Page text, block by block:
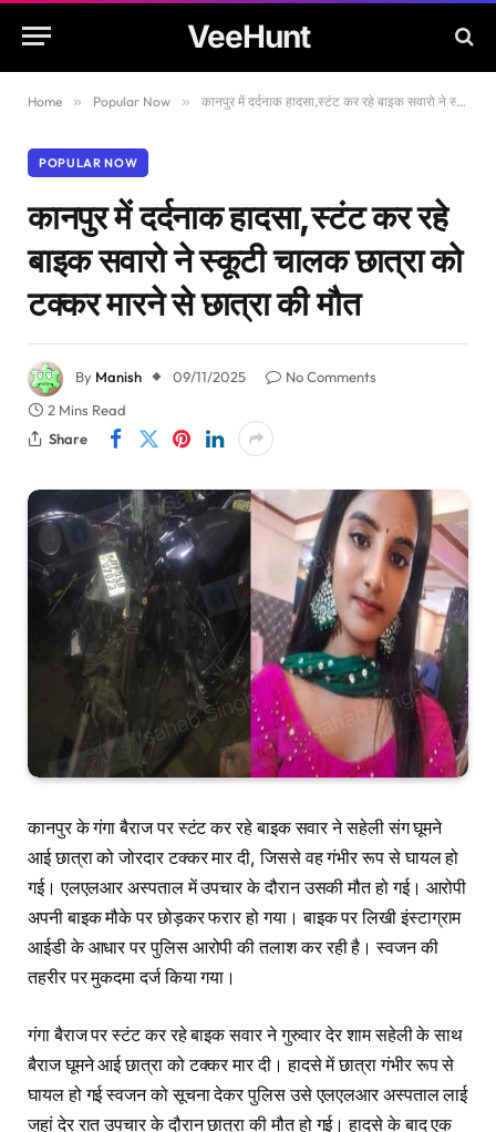
VeeHunt
Home » Popular Now » कानपुर में दर्दनाक हादसा,स्टंट कर रहे बाइक सवारो ने स्कूटी चालक छात्रा को टक्कर मारने से छात्रा की मौत
POPULAR NOW
कानपुर में दर्दनाक हादसा,स्टंट कर रहे
बाइक सवारो ने स्कूटी चालक छात्रा को
टक्कर मारने से छात्रा की मौत
By Manish 09/11/2025
No Comments
2 Mins Read
Share
कानपुर के गंगा बैराज पर स्टंट कर रहे बाइक सवार ने सहेली संग घूमने
आई छात्रा को जोरदार टक्कर मार दी, जिससे वह गंभीर रूप से घायल हो
गई। एलएलआर अस्पताल में उपचार के दौरान उसकी मौत हो गई। आरोपी
अपनी बाइक मौके पर छोड़कर फरार हो गया। बाइक पर लिखी इंस्टाग्राम
आईडी के आधार पर पुलिस आरोपी की तलाश कर रही है। स्वजन की
तहरीर पर मुकदमा दर्ज किया गया।
गंगा बैराज पर स्टंट कर रहे बाइक सवार ने गुरुवार देर शाम सहेली के साथ
बैराज घूमने आई छात्रा को टक्कर मार दी। हादसे में छात्रा गंभीर रूप से
घायल हो गई स्वजन को सूचना देकर पुलिस उसे एलएलआर अस्पताल लाई
जहां देर रात उपचार के दौरान छात्रा की मौत हो गई। हादसे के बाद एक